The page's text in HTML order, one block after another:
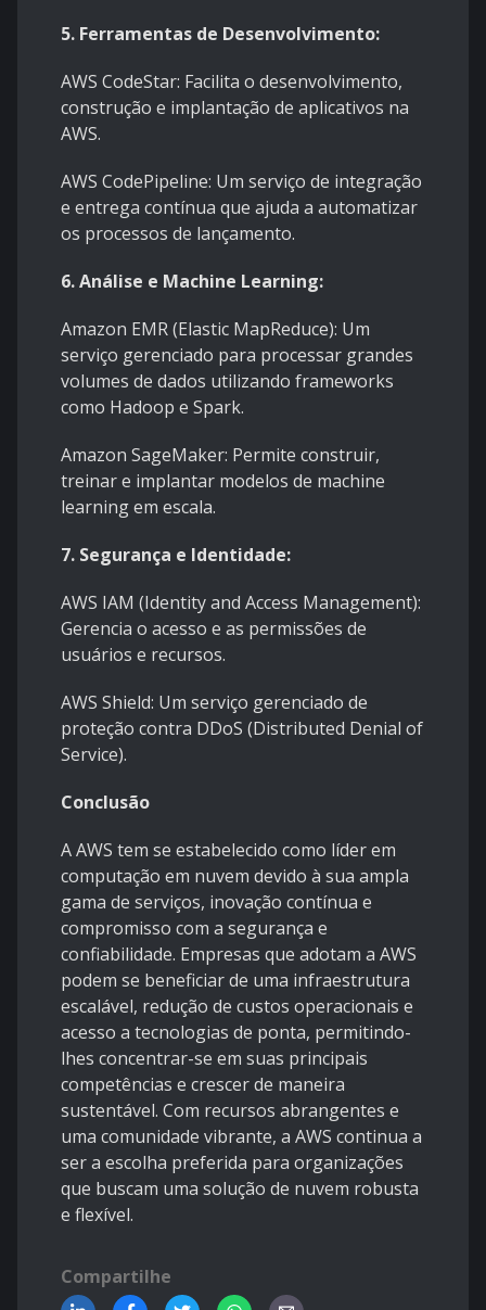
5. Ferramentas de Desenvolvimento:
AWS CodeStar: Facilita o desenvolvimento,
construção e implantação de aplicativos na
AWS.
AWS CodePipeline: Um serviço de integração
e entrega contínua que ajuda a automatizar
os processos de lançamento.
6. Análise e Machine Learning:
Amazon EMR (Elastic MapReduce): Um
serviço gerenciado para processar grandes
volumes de dados utilizando frameworks
como Hadoop e Spark.
Amazon SageMaker: Permite construir,
treinar e implantar modelos de machine
learning em escala.
7. Segurança e Identidade:
AWS IAM (Identity and Access Management):
Gerencia o acesso e as permissões de
usuários e recursos.
AWS Shield: Um serviço gerenciado de
proteção contra DDoS (Distributed Denial of
Service).
Conclusão
A AWS tem se estabelecido como líder em
computação em nuvem devido à sua ampla
gama de serviços, inovação contínua e
compromisso com a segurança e
confiabilidade. Empresas que adotam a AWS
podem se beneficiar de uma infraestrutura
escalável, redução de custos operacionais e
acesso a tecnologias de ponta, permitindo-
lhes concentrar-se em suas principais
competências e crescer de maneira
sustentável. Com recursos abrangentes e
uma comunidade vibrante, a AWS continua a
ser a escolha preferida para organizações
que buscam uma solução de nuvem robusta
e flexível.
Compartilhe